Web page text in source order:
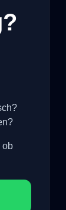
ob